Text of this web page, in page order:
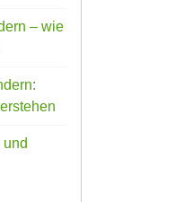
– wie